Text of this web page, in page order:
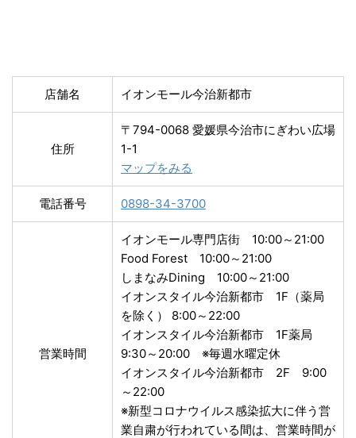
店舗名 イオンモール今治新都市
住所
〒794-0068 愛媛県今治市にぎわい広場
1-1
マップをみる
電話番号 0898-34-3700
営業時間
イオンモール専門店街 10:00～21:00
Food Forest 10:00～21:00
しまなみDining 10:00～21:00
イオンスタイル今治新都市 1F（薬局
を除く） 8:00～22:00
イオンスタイル今治新都市 1F薬局
9:30～20:00 ※毎週水曜定休
イオンスタイル今治新都市 2F 9:00
～22:00
※新型コロナウイルス感染拡大に伴う営
業自粛が行われている間は、営業時間が